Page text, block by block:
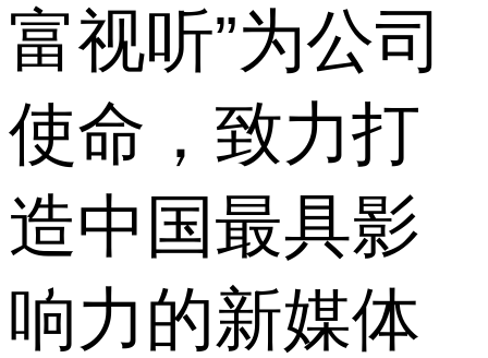
富视听”为公司
使命，致力打
造中国最具影
响力的新媒体